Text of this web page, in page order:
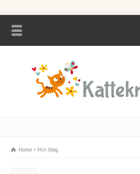
Home Min blog